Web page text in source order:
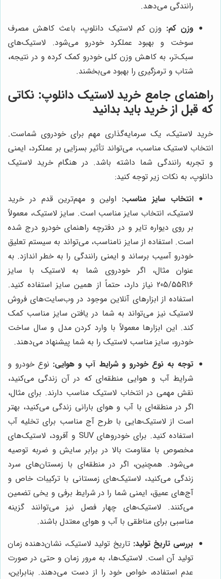
رانندگی می‌دهد.
وزن کم: وزن کم لاستیک دانلوپ، باعث کاهش مصرف
سوخت و بهبود عملکرد خودرو می‌شود. لاستیک‌های
سبک‌تر، به کاهش وزن کلی خودرو کمک کرده و در نتیجه،
شتاب و ترمزگیری را بهبود می‌بخشند.
راهنمای جامع خرید لاستیک دانلوپ: نکاتی
که قبل از خرید باید بدانید
خرید لاستیک، یک سرمایه‌گذاری مهم برای خودروی شماست.
انتخاب لاستیک مناسب، می‌تواند تأثیر بسزایی بر عملکرد، ایمنی
و تجربه رانندگی شما داشته باشد. در هنگام خرید لاستیک
دانلوپ، به نکات زیر توجه کنید:
انتخاب سایز مناسب: اولین و مهم‌ترین قدم در خرید
لاستیک، انتخاب سایز مناسب است. سایز لاستیک، معمولاً
بر روی دیواره تایر و در دفترچه راهنمای خودرو درج شده
است. استفاده از سایز نامناسب، می‌تواند به سیستم تعلیق
خودرو آسیب برساند و ایمنی رانندگی را به خطر اندازد. به
عنوان مثال، اگر خودروی شما به لاستیک با سایز
205/55R16 نیاز دارد، حتماً از همین سایز استفاده کنید.
استفاده از ابزارهای آنلاین موجود در وب‌سایت‌های فروش
لاستیک نیز می‌تواند به شما در یافتن سایز مناسب کمک
کند. این ابزارها معمولاً با وارد کردن مدل و سال ساخت
خودرو، سایز مناسب لاستیک را به شما پیشنهاد می‌دهند.
توجه به نوع خودرو و شرایط آب و هوایی: نوع خودرو و
شرایط آب و هوایی منطقه‌ای که در آن زندگی می‌کنید،
نقش مهمی در انتخاب لاستیک مناسب دارند. برای مثال،
اگر در منطقه‌ای با آب و هوای بارانی زندگی می‌کنید، بهتر
است از لاستیک‌هایی با طرح آج مناسب برای تخلیه آب
استفاده کنید. برای خودروهای SUV و آفرود، لاستیک‌های
مخصوص با مقاومت بالا در برابر سایش و ضربه توصیه
می‌شود. همچنین، اگر در منطقه‌ای با زمستان‌های سرد
زندگی می‌کنید، لاستیک‌های زمستانی با ترکیبات خاص و
آج‌های عمیق، ایمنی شما را در شرایط برفی و یخی تضمین
می‌کنند. لاستیک‌های چهار فصل نیز می‌توانند گزینه
مناسبی برای مناطقی با آب و هوای معتدل باشند.
بررسی تاریخ تولید: تاریخ تولید لاستیک، نشان‌دهنده زمان
تولید آن است. لاستیک‌ها، به مرور زمان و حتی در صورت
عدم استفاده، خواص خود را از دست می‌دهند. بنابراین،